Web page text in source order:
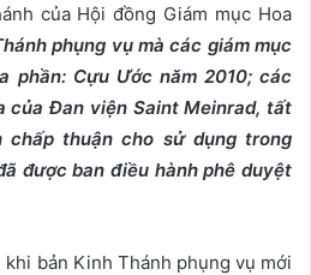
của Hội đồng Giám mục Hoa
phụng vụ mà các giám mục
phần: Cựu Ước năm 2010; các
của Đan viện Saint Meinrad, tất
chấp thuận cho sử dụng trong
được ban điều hành phê duyệt
bản Kinh Thánh phụng vụ mới